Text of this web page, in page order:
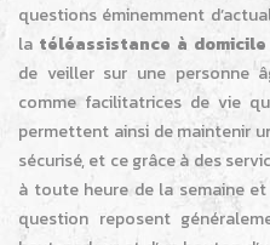
questions éminemment
la téléassistance à domicile
de veiller sur une personne
comme facilitatrices de vie
permettent ainsi de maintenir
sécurisé, et ce grâce à des
à toute heure de la semaine
question reposent